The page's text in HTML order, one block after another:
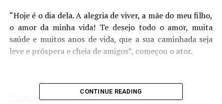
“Hoje é o dia dela. A alegria de viver, a mãe do meu filho,
o amor da minha vida! Te desejo todo o amor, muita
saúde e muitos anos de vida, que a sua caminhada seja
leve e próspera e cheia de amigos”, começou o ator.
Fonte: TOP FAMOSOSCONTINUE READING